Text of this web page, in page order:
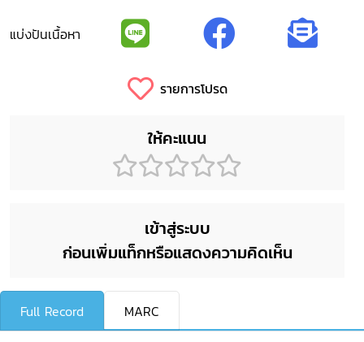
แบ่งปันเนื้อหา
รายการโปรด
ให้คะแนน
เข้าสู่ระบบ
ก่อนเพิ่มแท็กหรือแสดงความคิดเห็น
Full Record MARC